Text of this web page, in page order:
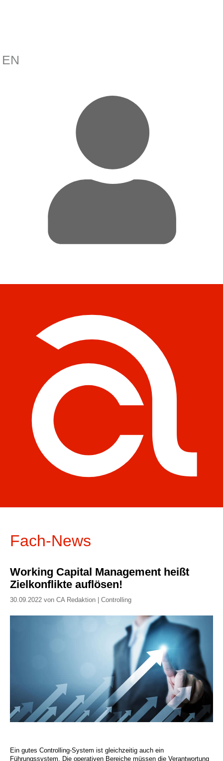
Fach-News
Working Capital Management heißt
Zielkonflikte auflösen!
30.09.2022 von CA Redaktion | Controlling
Ein gutes Controlling-System ist gleichzeitig auch ein
Führungssystem. Die operativen Bereiche müssen die Verantwortung